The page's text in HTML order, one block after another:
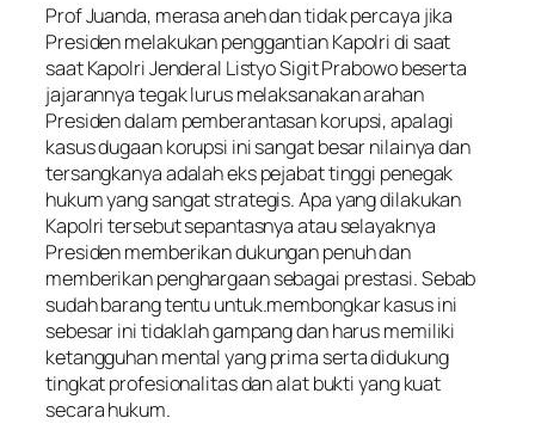
Prof Juanda, merasa aneh dan tidak percaya jika
Presiden melakukan penggantian Kapolri di saat
saat Kapolri Jenderal Listyo Sigit Prabowo beserta
jajarannya tegak lurus melaksanakan arahan
Presiden dalam pemberantasan korupsi, apalagi
kasus dugaan korupsi ini sangat besar nilainya dan
tersangkanya adalah eks pejabat tinggi penegak
hukum yang sangat strategis. Apa yang dilakukan
Kapolri tersebut sepantasnya atau selayaknya
Presiden memberikan dukungan penuh dan
memberikan penghargaan sebagai prestasi. Sebab
sudah barang tentu untuk.membongkar kasus ini
sebesar ini tidaklah gampang dan harus memiliki
ketangguhan mental yang prima serta didukung
tingkat profesionalitas dan alat bukti yang kuat
secara hukum.